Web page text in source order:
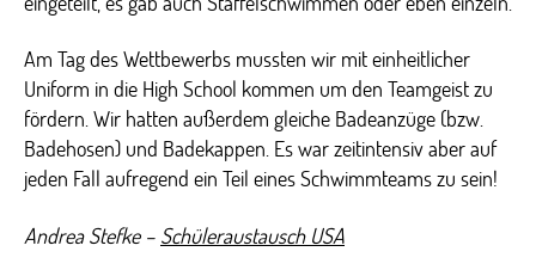
Am Tag des Wettbewerbs mussten wir mit einheitlicher
Uniform in die High School kommen um den Teamgeist zu
fördern. Wir hatten außerdem gleiche Badeanzüge (bzw.
Badehosen) und Badekappen. Es war zeitintensiv aber auf
jeden Fall aufregend ein Teil eines Schwimmteams zu sein!
Andrea Stefke – Schüleraustausch USA